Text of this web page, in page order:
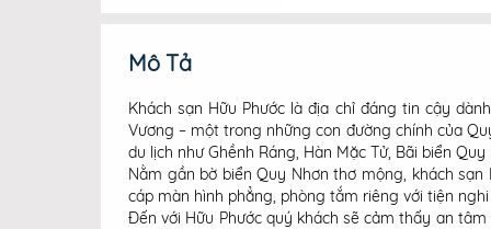
Mô Tả
Khách sạn Hữu Phước là địa chỉ đáng tin cậy
Vương – một trong những con đường chính của
du lịch như Ghềnh Ráng, Hàn Mặc Tử, Bãi biển
Nằm gần bờ biển Quy Nhơn thơ mộng, khách
cáp màn hình phẳng, phòng tắm riêng với tiện
Đến với Hữu Phước quý khách sẽ cảm thấy an